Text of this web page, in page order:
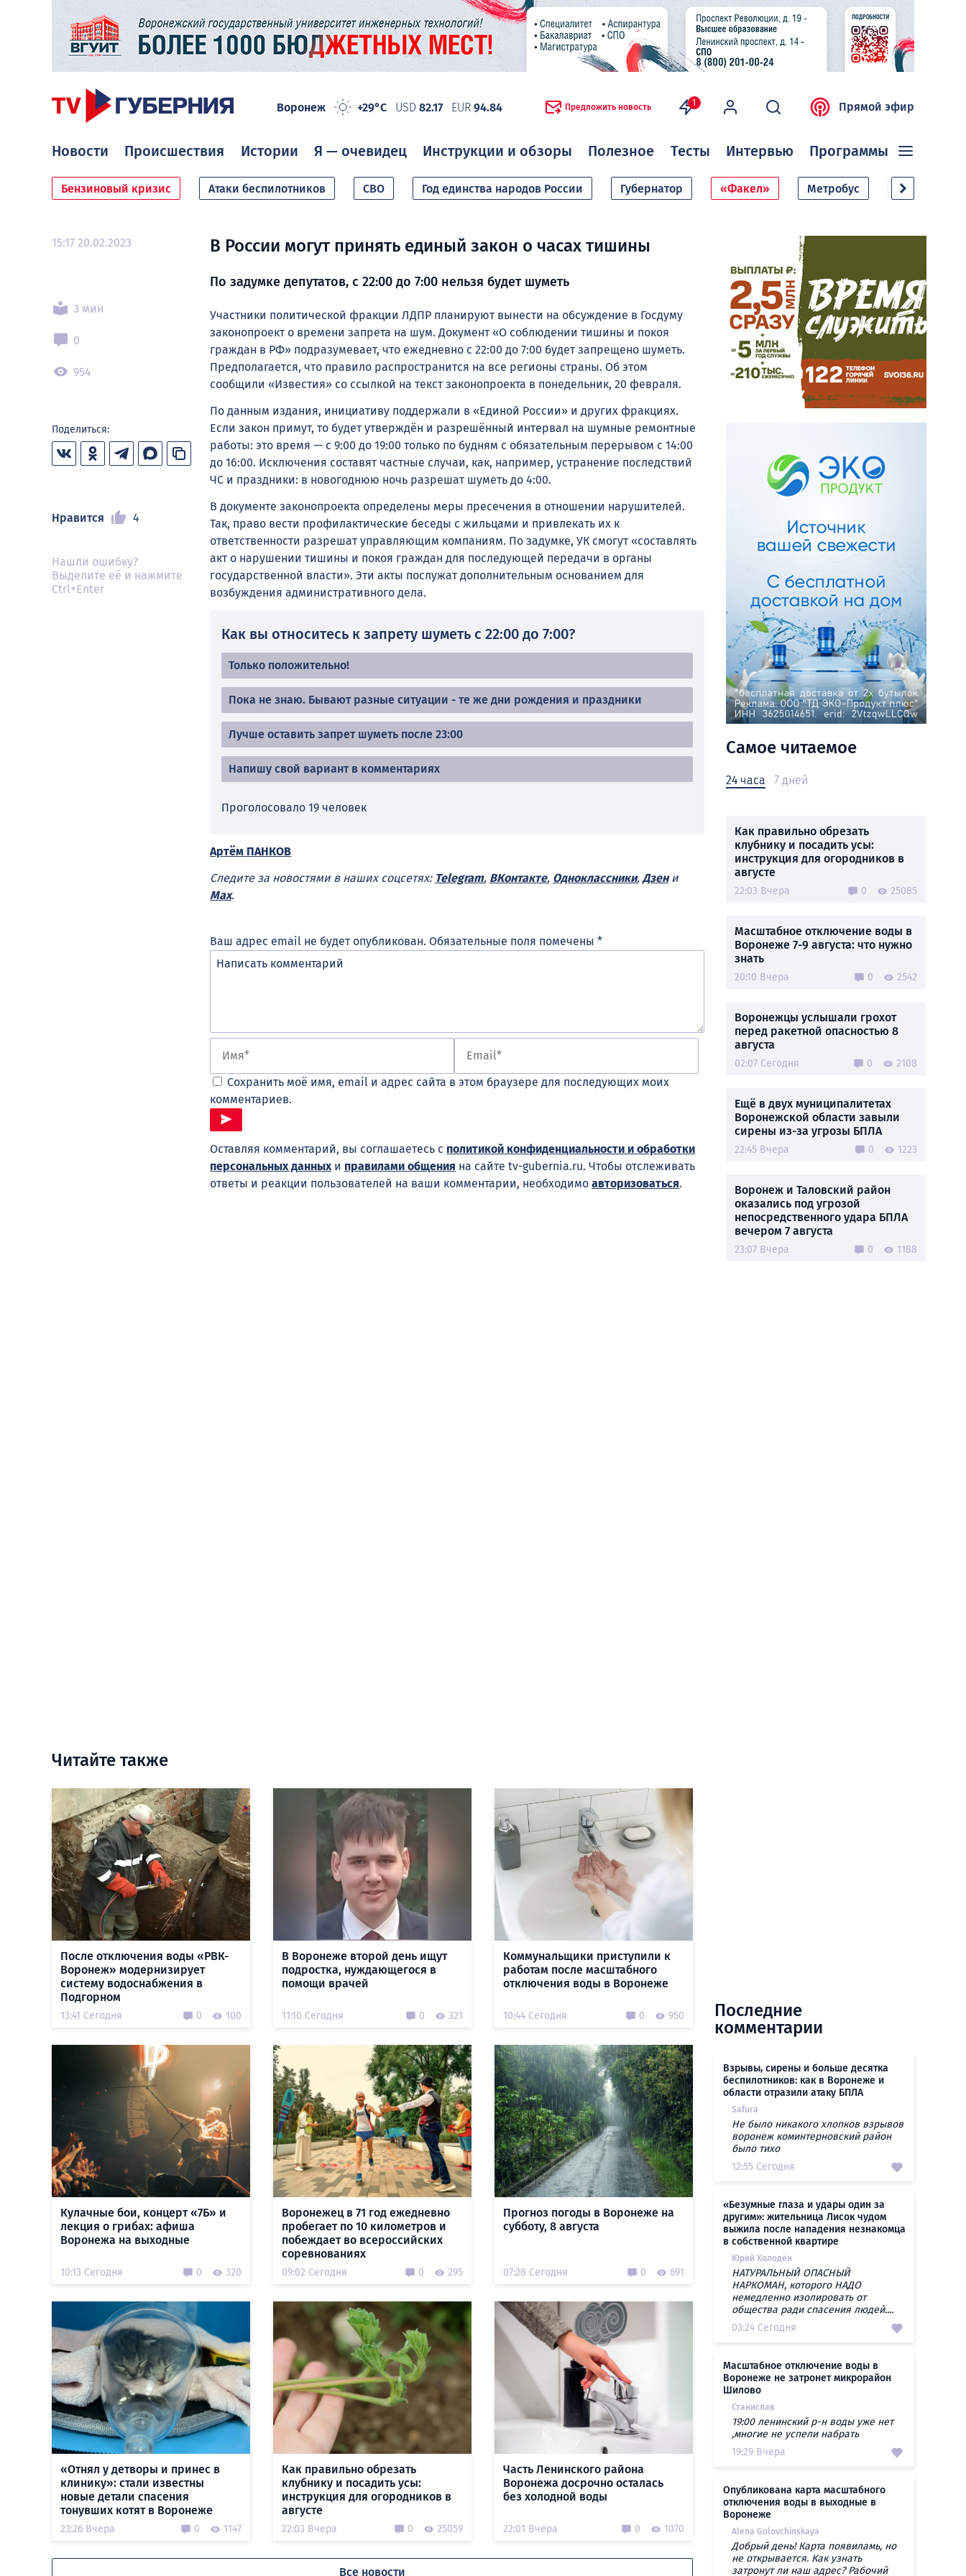
Воронеж +29°C USD 82.17 EUR 94.84 Предложить новость 1 Прямой эфир
Новости Происшествия Истории Я — очевидец Инструкции и обзоры Полезное Тесты Интервью Программы
Бензиновый кризис Атаки беспилотников СВО Год единства народов России Губернатор «Факел» Метробус Дачный
15:17 20.02.2023
3 мин
0
954
Поделиться:
Нравится 4
Нашли ошибку?
Выделите её и нажмите
Ctrl+Enter
В России могут принять единый закон о часах тишины
По задумке депутатов, с 22:00 до 7:00 нельзя будет шуметь
Участники политической фракции ЛДПР планируют вынести на обсуждение в Госдуму
законопроект о времени запрета на шум. Документ «О соблюдении тишины и покоя
граждан в РФ» подразумевает, что ежедневно с 22:00 до 7:00 будет запрещено шуметь.
Предполагается, что правило распространится на все регионы страны. Об этом
сообщили «Известия» со ссылкой на текст законопроекта в понедельник, 20 февраля.
По данным издания, инициативу поддержали в «Единой России» и других фракциях.
Если закон примут, то будет утверждён и разрешённый интервал на шумные ремонтные
работы: это время — с 9:00 до 19:00 только по будням с обязательным перерывом с 14:00
до 16:00. Исключения составят частные случаи, как, например, устранение последствий
ЧС и праздники: в новогоднюю ночь разрешат шуметь до 4:00.
В документе законопроекта определены меры пресечения в отношении нарушителей.
Так, право вести профилактические беседы с жильцами и привлекать их к
ответственности разрешат управляющим компаниям. По задумке, УК смогут «составлять
акт о нарушении тишины и покоя граждан для последующей передачи в органы
государственной власти». Эти акты послужат дополнительным основанием для
возбуждения административного дела.
Как вы относитесь к запрету шуметь с 22:00 до 7:00?
Только положительно!
Пока не знаю. Бывают разные ситуации - те же дни рождения и праздники
Лучше оставить запрет шуметь после 23:00
Напишу свой вариант в комментариях
Проголосовало 19 человек
Артём ПАНКОВ
Следите за новостями в наших соцсетях: Telegram, ВКонтакте, Одноклассники, Дзени
Max.
Ваш адрес email не будет опубликован. Обязательные поля помечены *
Сохранить моё имя, email и адрес сайта в этом браузере для последующих моих
комментариев.
Оставляя комментарий, вы соглашаетесь с политикой конфиденциальности и обработки
персональных данных и правилами общения на сайте tv-gubernia.ru. Чтобы отслеживать
ответы и реакции пользователей на ваши комментарии, необходимо авторизоваться.
Самое читаемое
24 часа 7 дней
Как правильно обрезать
клубнику и посадить усы:
инструкция для огородников в
августе
22:03 Вчера 0 25085
Масштабное отключение воды в
Воронеже 7-9 августа: что нужно
знать
20:10 Вчера 0 2542
Воронежцы услышали грохот
перед ракетной опасностью 8
августа
02:07 Сегодня 0 2108
Ещё в двух муниципалитетах
Воронежской области завыли
сирены из-за угрозы БПЛА
22:45 Вчера 0 1223
Воронеж и Таловский район
оказались под угрозой
непосредственного удара БПЛА
вечером 7 августа
23:07 Вчера 0 1188
Читайте также
После отключения воды «РВК-
Воронеж» модернизирует
систему водоснабжения в
Подгорном
13:41 Сегодня 0 100
В Воронеже второй день ищут
подростка, нуждающегося в
помощи врачей
11:10 Сегодня 0 321
Коммунальщики приступили к
работам после масштабного
отключения воды в Воронеже
10:44 Сегодня 0 950
Кулачные бои, концерт «7Б» и
лекция о грибах: афиша
Воронежа на выходные
10:13 Сегодня 0 320
Воронежец в 71 год ежедневно
пробегает по 10 километров и
побеждает во всероссийских
соревнованиях
09:02 Сегодня 0 295
Прогноз погоды в Воронеже на
субботу, 8 августа
07:28 Сегодня 0 691
«Отнял у детворы и принес в
клинику»: стали известны
новые детали спасения
тонувших котят в Воронеже
23:26 Вчера 0 1147
Как правильно обрезать
клубнику и посадить усы:
инструкция для огородников в
августе
22:03 Вчера 0 25059
Часть Ленинского района
Воронежа досрочно осталась
без холодной воды
22:01 Вчера 0 1070
Все новости
Последние
комментарии
Взрывы, сирены и больше десятка
беспилотников: как в Воронеже и
области отразили атаку БПЛА
Safura
Не было никакого хлопков взрывов
воронеж коминтерновский район
было тихо
12:55 Сегодня
«Безумные глаза и удары один за
другим»: жительница Лисок чудом
выжила после нападения незнакомца
в собственной квартире
Юрий Холодён
НАТУРАЛЬНЫЙ ОПАСНЫЙ
НАРКОМАН, которого НАДО
немедленно изолировать от
общества ради спасения людей....
03:24 Сегодня
Масштабное отключение воды в
Воронеже не затронет микрорайон
Шилово
Станислав
19:00 ленинский р-н воды уже нет
,многие не успели набрать
19:29 Вчера
Опубликована карта масштабного
отключения воды в выходные в
Воронеже
Alena Golovchinskaya
Добрый день! Карта появиламь, но
не открывается. Как узнать
затронут ли наш адрес? Рабочий